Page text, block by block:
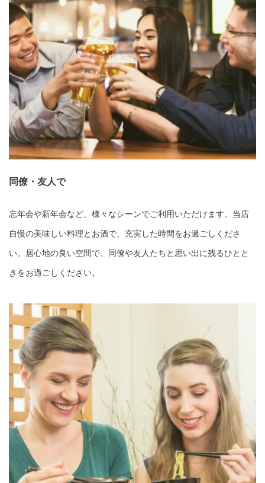
同僚・友人で
忘年会や新年会など、様々なシーンでご利用いただけます。当店
自慢の美味しい料理とお酒で、充実した時間をお過ごしくださ
い。居心地の良い空間で、同僚や友人たちと思い出に残るひとと
きをお過ごしください。